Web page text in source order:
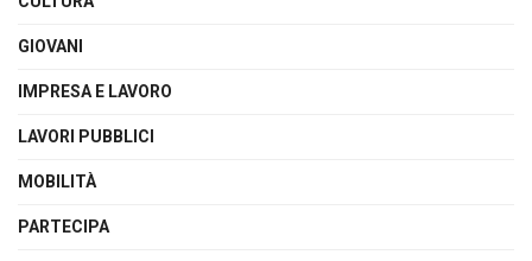
GIOVANI
IMPRESA E LAVORO
LAVORI PUBBLICI
MOBILITÀ
PARTECIPA